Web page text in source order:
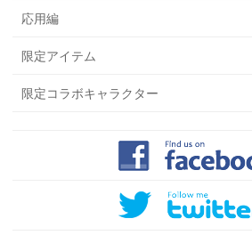
応用編
限定アイテム
限定コラボキャラクター